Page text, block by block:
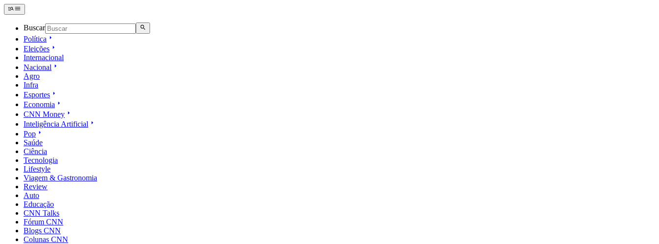
Buscar
Política
Eleições
Internacional
Nacional
Agro
Infra
Esportes
Economia
CNN Money
Inteligência Artificial
Pop
Saúde
Ciência
Tecnologia
Lifestyle
Viagem & Gastronomia
Review
Auto
Educação
CNN Talks
Fórum CNN
Blogs CNN
Colunas CNN